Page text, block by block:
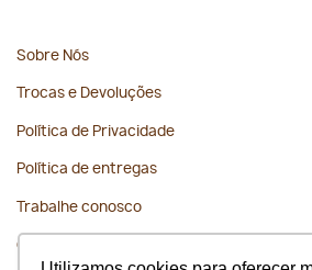
Sobre Nós
Trocas e Devoluções
Política de Privacidade
Política de entregas
Trabalhe conosco
Contato